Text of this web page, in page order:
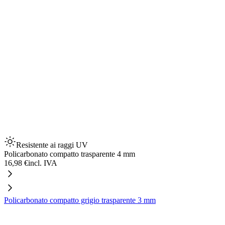
Resistente ai raggi UV
Policarbonato compatto trasparente 4 mm
16,98 €incl. IVA
Policarbonato compatto grigio trasparente 3 mm